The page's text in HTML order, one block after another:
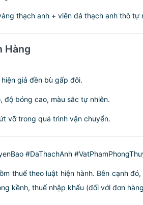
thạch anh + viên đá thạch anh thô tự
Hàng
giả đền bù gấp đôi.
độ bóng cao, màu sắc tự nhiên.
vỡ trong quá trình vận chuyển.
#DaThachAnh
thuế theo luật hiện hành. Bên cạnh
kềnh, thuế nhập khẩu (đối với đơn